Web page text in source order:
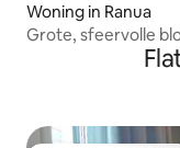
Woning in Ranua
Grote, sfeervolle